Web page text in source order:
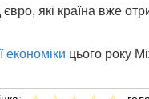
які країна вже
економіки цього року